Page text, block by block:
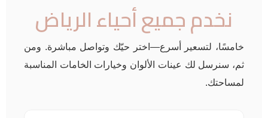
نخدم جميع أحياء الرياض
خامسًا، لتسعير أسرع—اختر حيّك وتواصل مباشرة. ومن
ثم، سنرسل لك عينات الألوان وخيارات الخامات المناسبة
لمساحتك.